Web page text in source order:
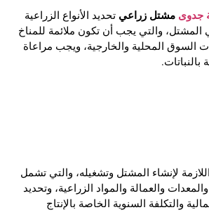
جدوى مشتل زراعي تحديد الأنواع الزراعية
المشتل، والتي يجب أن تكون ملائمة للمناخ
السوق المحلية والخارجية، ويجب مراعاة
بالنباتات.
لإنشاء المشتل وتشغيله، والتي تشمل
والعمالة والمواد الزراعية، وتحديد
والتكلفة السنوية الخاصة بالإنتاج